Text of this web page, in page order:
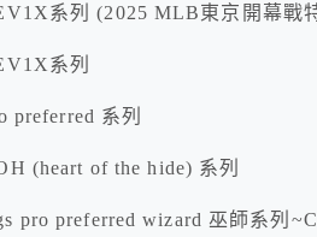
系列 (2025 MLB東京開幕戰
系列
preferred 系列
(heart of the hide) 系列
pro preferred wizard 巫師系列